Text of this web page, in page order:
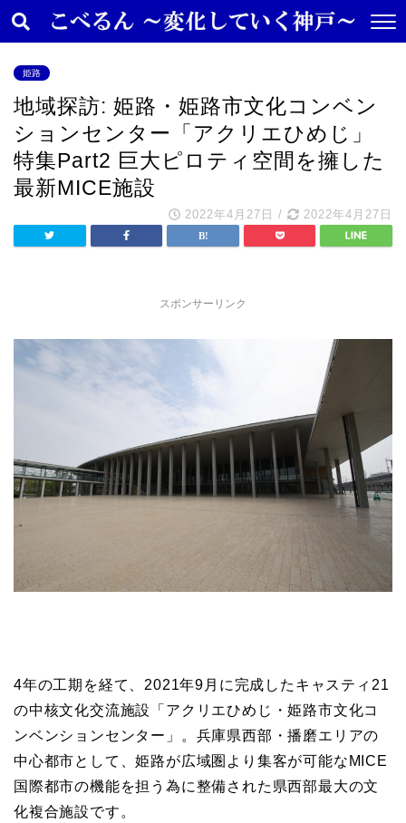
姫路
地域探訪: 姫路・姫路市文化コンベン
ションセンター「アクリエひめじ」
特集Part2 巨大ピロティ空間を擁した
最新MICE施設
2022年4月27日 / 2022年4月27日
スポンサーリンク
4年の工期を経て、2021年9月に完成したキャスティ21
の中核文化交流施設「アクリエひめじ・姫路市文化コ
ンベンションセンター」。兵庫県西部・播磨エリアの
中心都市として、姫路が広域圏より集客が可能なMICE
国際都市の機能を担う為に整備された県西部最大の文
化複合施設です。